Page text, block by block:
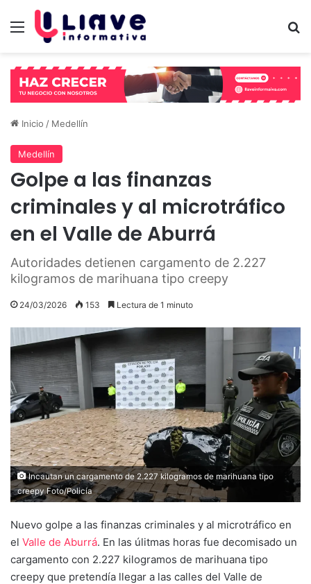
Menú
Inicio / Medellín
Medellín
Golpe a las finanzas
criminales y al microtráfico
en el Valle de Aburrá
Autoridades detienen cargamento de 2.227
kilogramos de marihuana tipo creepy
24/03/2026 153 Lectura de 1 minuto
Incautan un cargamento de 2.227 kilogramos de marihuana tipo
creepy Foto/Policía
Nuevo golpe a las finanzas criminales y al microtráfico en
el Valle de Aburrá. En las úlitmas horas fue decomisado un
cargamento con 2.227 kilogramos de marihuana tipo
creepy que pretendía llegar a las calles del Valle de